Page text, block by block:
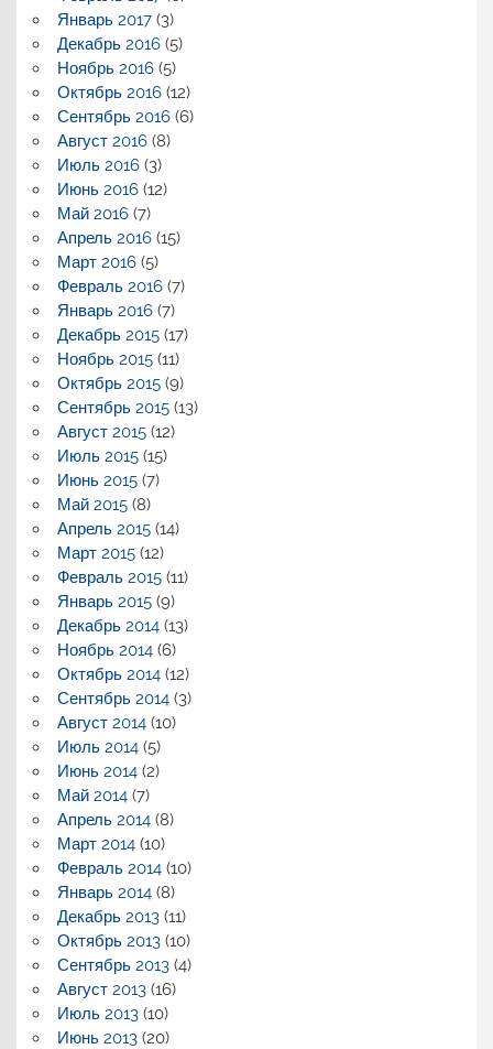
Январь 2017(3)
Декабрь 2016(5)
Ноябрь 2016(5)
Октябрь 2016(12)
Сентябрь 2016(6)
Август 2016(8)
Июль 2016(3)
Июнь 2016(12)
Май 2016(7)
Апрель 2016(15)
Март 2016(5)
Февраль 2016(7)
Январь 2016(7)
Декабрь 2015(17)
Ноябрь 2015(11)
Октябрь 2015(9)
Сентябрь 2015(13)
Август 2015(12)
Июль 2015(15)
Июнь 2015(7)
Май 2015(8)
Апрель 2015(14)
Март 2015(12)
Февраль 2015(11)
Январь 2015(9)
Декабрь 2014(13)
Ноябрь 2014(6)
Октябрь 2014(12)
Сентябрь 2014(3)
Август 2014(10)
Июль 2014(5)
Июнь 2014(2)
Май 2014(7)
Апрель 2014(8)
Март 2014(10)
Февраль 2014(10)
Январь 2014(8)
Декабрь 2013(11)
Октябрь 2013(10)
Сентябрь 2013(4)
Август 2013(16)
Июль 2013(10)
Июнь 2013(20)